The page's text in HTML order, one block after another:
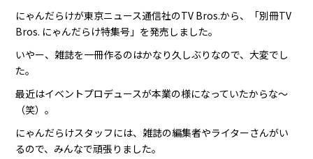
にゃんだらけが東京ニュース通信社のTV Bros.から、「別冊TV
Bros. にゃんだらけ特集号」を発売しました。
いやー、雑誌を一冊作るのはかなり久しぶりなので、大変でし
た。
最近はイベントプロデュースが本業の様になっていたからな〜
（笑）。
にゃんだらけスタッフには、雑誌の編集者やライターさんがい
るので、みんなで頑張りました。